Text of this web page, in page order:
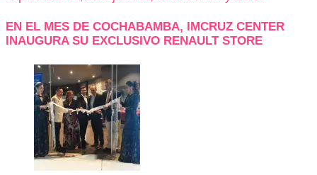
EN EL MES DE COCHABAMBA, IMCRUZ CENTER
INAUGURA SU EXCLUSIVO RENAULT STORE